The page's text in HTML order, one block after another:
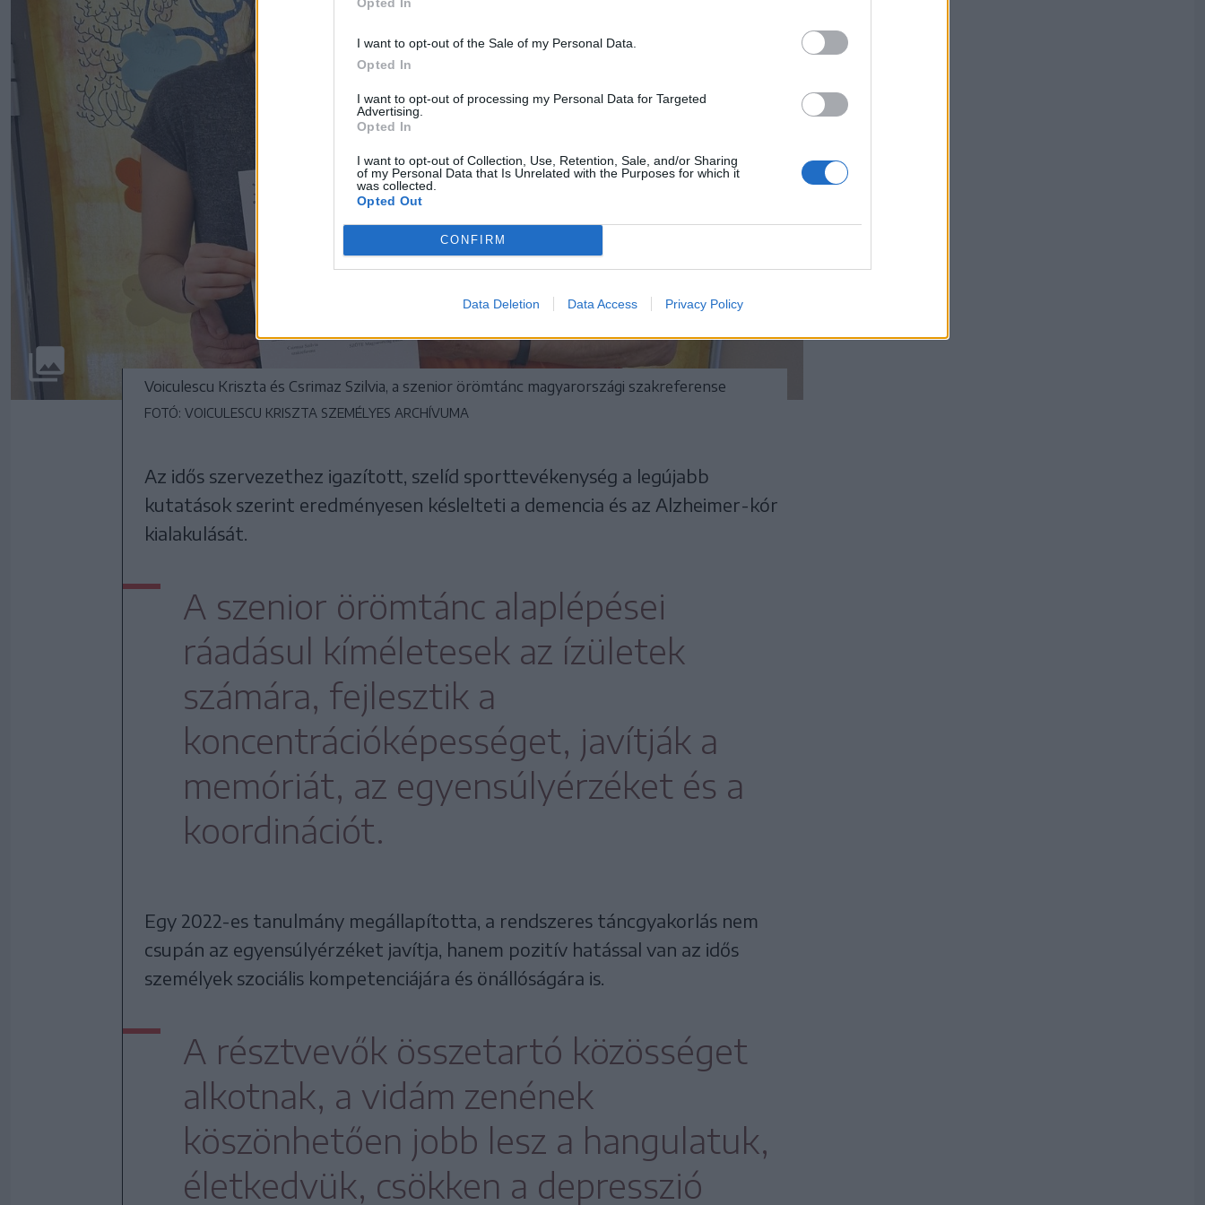
I want to opt-out of the Sale of my Personal Data.
Opted In
I want to opt-out of processing my Personal Data for Targeted
Advertising.
Opted In
I want to opt-out of Collection, Use, Retention, Sale, and/or Sharing
of my Personal Data that Is Unrelated with the Purposes for which it
was collected.
Opted Out
CONFIRM
Data Deletion Data Access Privacy Policy
Voiculescu Kriszta és Csrimaz Szilvia, a szenior örömtánc magyarországi szakreferense
FOTÓ: VOICULESCU KRISZTA SZEMÉLYES ARCHÍVUMA
Az idős szervezethez igazított, szelíd sporttevékenység a legújabb
kutatások szerint eredményesen késlelteti a demencia és az Alzheimer-kór
kialakulását.
A szenior örömtánc alaplépései
ráadásul kíméletesek az ízületek
számára, fejlesztik a
koncentrációképességet, javítják a
memóriát, az egyensúlyérzéket és a
koordinációt.
Egy 2022-es tanulmány megállapította, a rendszeres táncgyakorlás nem
csupán az egyensúlyérzéket javítja, hanem pozitív hatással van az idős
személyek szociális kompetenciájára és önállóságára is.
A résztvevők összetartó közösséget
alkotnak, a vidám zenének
köszönhetően jobb lesz a hangulatuk,
életkedvük, csökken a depresszió